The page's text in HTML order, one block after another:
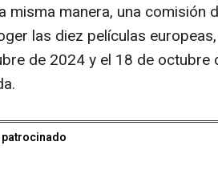
misma manera, una comisión
las diez películas
de 2024 y el 18 de octubre